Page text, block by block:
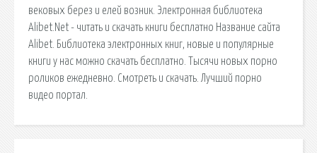
вековых берез и елей возник. Электронная библиотека
Alibet.Net - читать и скачать книги бесплатно Название сайта
Alibet. Библиотека электронных книг, новые и популярные
книги у нас можно скачать бесплатно. Тысячи новых порно
роликов ежедневно. Смотреть и скачать. Лучший порно
видео портал.